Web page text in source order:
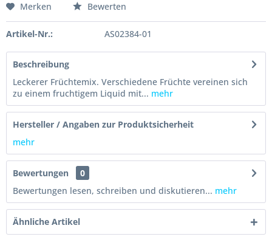
Merken Bewerten
Artikel-Nr.: AS02384-01
Beschreibung
Leckerer Früchtemix. Verschiedene Früchte vereinen sich
zu einem fruchtigem Liquid mit... mehr
Hersteller / Angaben zur Produktsicherheit
mehr
Bewertungen
0
Bewertungen lesen, schreiben und diskutieren... mehr
Ähnliche Artikel